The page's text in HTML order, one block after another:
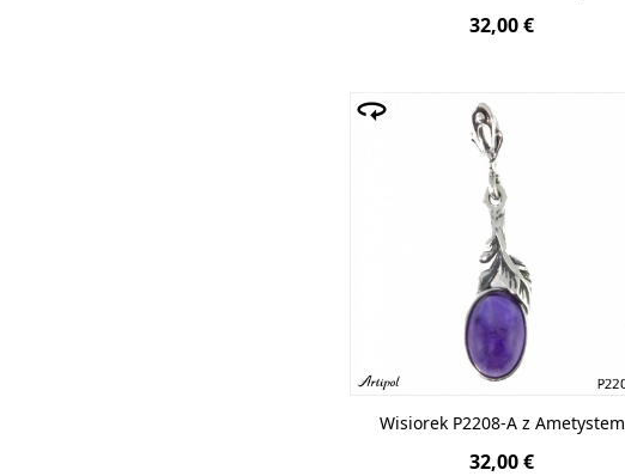
32,00 €
Wisiorek P2208-A z Ametystem
32,00 €